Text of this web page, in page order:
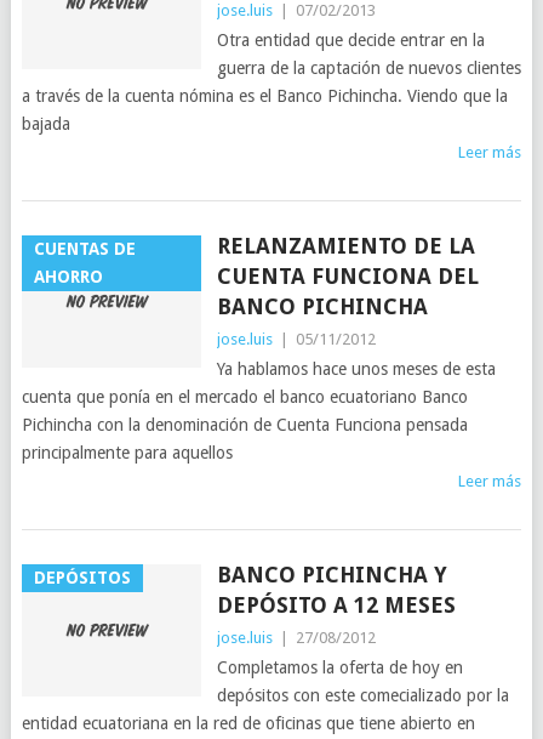
jose.luis 07/02/2013
Otra entidad que decide entrar en la
guerra de la captación de nuevos clientes
a través de la cuenta nómina es el Banco Pichincha. Viendo que la
bajada
Leer más
CUENTAS DE
AHORRO
RELANZAMIENTO DE LA
CUENTA FUNCIONA DEL
BANCO PICHINCHA
jose.luis 05/11/2012
Ya hablamos hace unos meses de esta
cuenta que ponía en el mercado el banco ecuatoriano Banco
Pichincha con la denominación de Cuenta Funciona pensada
principalmente para aquellos
Leer más
DEPÓSITOS
BANCO PICHINCHA Y
DEPÓSITO A 12 MESES
jose.luis 27/08/2012
Completamos la oferta de hoy en
depósitos con este comecializado por la
entidad ecuatoriana en la red de oficinas que tiene abierto en